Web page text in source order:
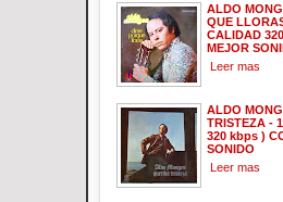
ALDO
QUE
CALIDAD
MEJOR
Leer mas
ALDO
TRISTEZA -
320 kbps )
SONIDO
Leer mas